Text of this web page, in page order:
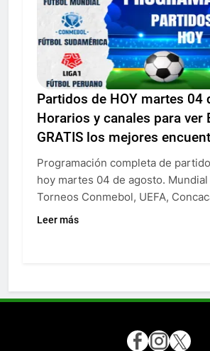
Partidos de HOY martes 04
Horarios y canales para ver
GRATIS los mejores
Programación completa de
hoy martes 04 de agosto. Mundial
Torneos Conmebol, UEFA,
Leer más